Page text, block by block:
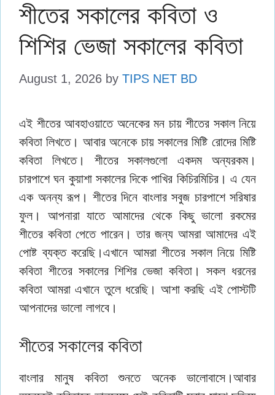
শীতের সকালের কবিতা ও
শিশির ভেজা সকালের কবিতা
August 1, 2026 by TIPS NET BD
এই শীতের আবহাওয়াতে অনেকের মন চায় শীতের সকাল নিয়ে
কবিতা লিখতে। আবার অনেকে চায় সকালের মিষ্টি রোদের মিষ্টি
কবিতা লিখতে। শীতের সকালগুলো একদম অন্যরকম।
চারপাশে ঘন কুয়াশা সকালের দিকে পাখির কিচিরমিচির। এ যেন
এক অনন্য রূপ। শীতের দিনে বাংলার সবুজ চারপাশে সরিষার
ফুল। আপনারা যাতে আমাদের থেকে কিছু ভালো রকমের
শীতের কবিতা পেতে পারেন। তার জন্য আমরা আমাদের এই
পোষ্ট ব্যক্ত করেছি।এখানে আমরা শীতের সকাল নিয়ে মিষ্টি
কবিতা শীতের সকালের শিশির ভেজা কবিতা। সকল ধরনের
কবিতা আমরা এখানে তুলে ধরেছি। আশা করছি এই পোস্টটি
আপনাদের ভালো লাগবে।
শীতের সকালের কবিতা
বাংলার মানুষ কবিতা শুনতে অনেক ভালোবাসে।আবার